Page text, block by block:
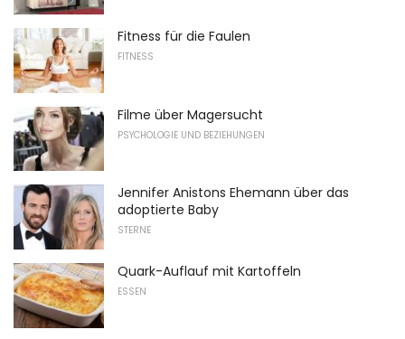
Fitness für die Faulen
FITNESS
Filme über Magersucht
PSYCHOLOGIE UND BEZIEHUNGEN
Jennifer Anistons Ehemann über das
adoptierte Baby
STERNE
Quark-Auflauf mit Kartoffeln
ESSEN